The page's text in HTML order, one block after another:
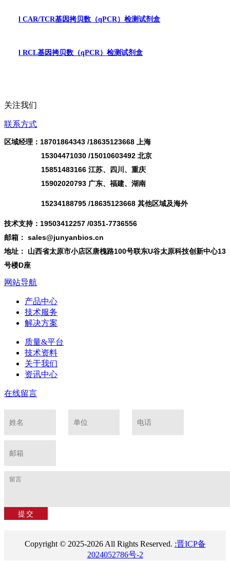
l CAR/TCR基因拷贝数（qPCR）检测试剂盒
l RCL基因拷贝数（qPCR）检测试剂盒
关注我们
联系方式
区域经理：18701864343 /18635123668 上海
15304471030 /15010603492 北京
15851483166 江苏、四川、重庆
15902020793 广东、福建、湖南
15234188795 /18635123668 其他区域及海外
技术支持：19503412257 /0351-7736556
邮箱： sales@junyanbios.cn
地址： 山西省太原市小店区唐槐路100号联东U谷太原科技创新中心13
号楼D座
网站导航
产品中心
技术服务
解决方案
质量&平台
技术资料
关于我们
资讯中心
在线留言
Copyright © 2025-2026 All Rights Reserved. :晋ICP备
2024052786号-2